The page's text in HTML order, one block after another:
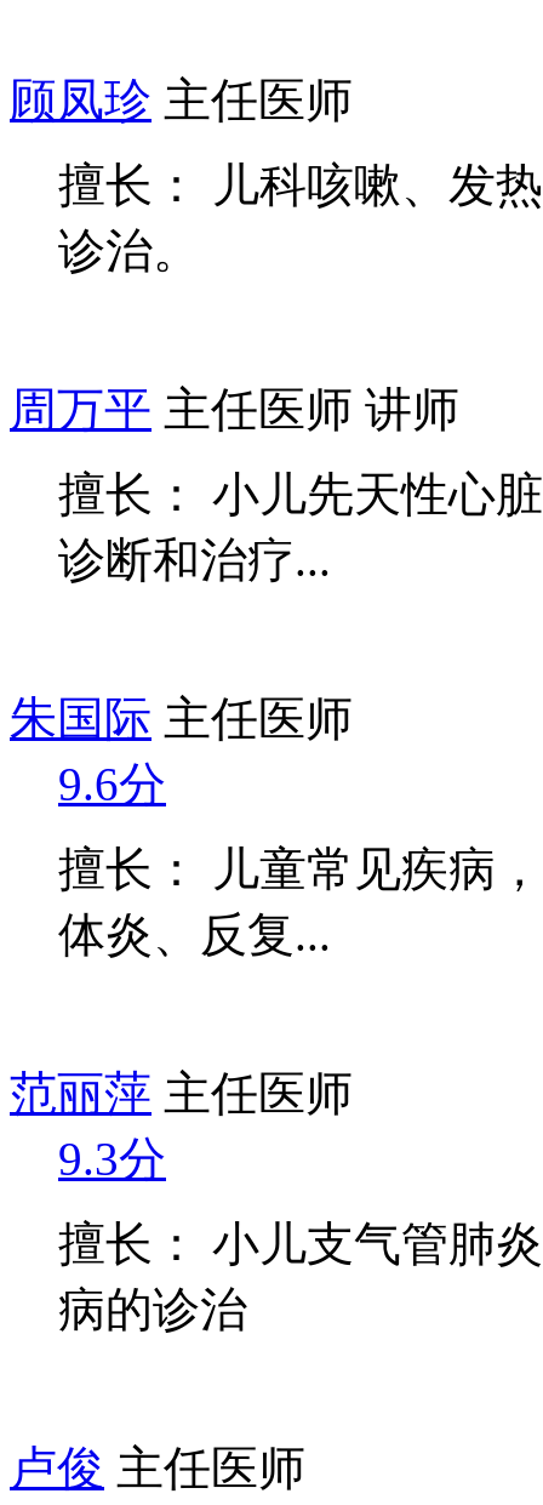
顾凤珍 主任医师
擅长： 儿科咳嗽、发
诊治。
周万平 主任医师 讲师
擅长： 小儿先天性心
诊断和治疗...
朱国际 主任医师
9.6分
擅长： 儿童常见疾病
体炎、反复...
范丽萍 主任医师
9.3分
擅长： 小儿支气管肺
病的诊治
卢俊 主任医师